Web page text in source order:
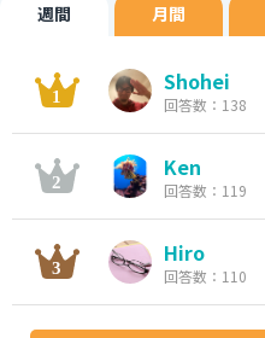
週間 月間
Shohei
回答数：138
Ken
回答数：119
Hiro
回答数：110